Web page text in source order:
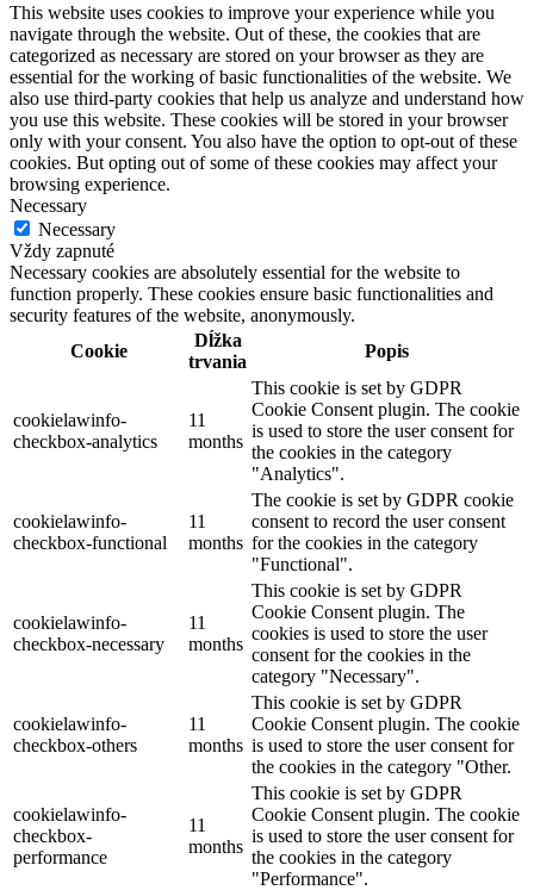
This website uses cookies to improve your experience while you
navigate through the website. Out of these, the cookies that are
categorized as necessary are stored on your browser as they are
essential for the working of basic functionalities of the website. We
also use third-party cookies that help us analyze and understand how
you use this website. These cookies will be stored in your browser
only with your consent. You also have the option to opt-out of these
cookies. But opting out of some of these cookies may affect your
browsing experience.
Necessary
Necessary
Vždy zapnuté
Necessary cookies are absolutely essential for the website to
function properly. These cookies ensure basic functionalities and
security features of the website, anonymously.
Cookie
Dĺžka
trvania
Popis
cookielawinfo-
checkbox-analytics
11
months
This cookie is set by GDPR
Cookie Consent plugin. The cookie
is used to store the user consent for
the cookies in the category
"Analytics".
cookielawinfo-
checkbox-functional
11
months
The cookie is set by GDPR cookie
consent to record the user consent
for the cookies in the category
"Functional".
cookielawinfo-
checkbox-necessary
11
months
This cookie is set by GDPR
Cookie Consent plugin. The
cookies is used to store the user
consent for the cookies in the
category "Necessary".
cookielawinfo-
checkbox-others
11
months
This cookie is set by GDPR
Cookie Consent plugin. The cookie
is used to store the user consent for
the cookies in the category "Other.
cookielawinfo-
checkbox-
performance
11
months
This cookie is set by GDPR
Cookie Consent plugin. The cookie
is used to store the user consent for
the cookies in the category
"Performance".